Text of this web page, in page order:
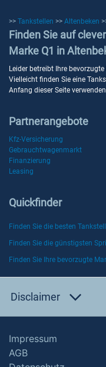
>> Tankstellen >> Altenbeken
Finden Sie auf
Marke Q1 in
Leider betreibt Ihre
Vielleicht finden Sie eine
Anfang dieser Seite
Partnerangebote
Kfz-Versicherung
Gebrauchtwagenmarkt
Finanzierung
Leasing
Quickfinder
Finden Sie die besten
Finden Sie die günstigsten
Finden Sie Ihre bevorzugte
Disclaimer
Impressum
AGB